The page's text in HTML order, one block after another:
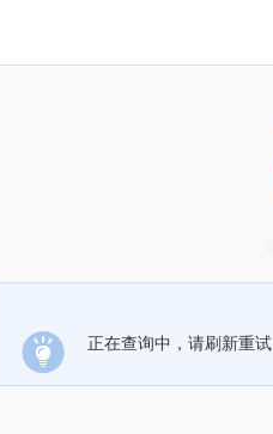
正在查询中，请刷新重试